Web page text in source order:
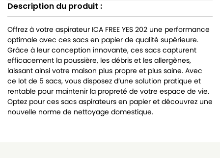
Description du produit :
Offrez à votre aspirateur ICA FREE YES 202 une performance
optimale avec ces sacs en papier de qualité supérieure.
Grâce à leur conception innovante, ces sacs capturent
efficacement la poussière, les débris et les allergènes,
laissant ainsi votre maison plus propre et plus saine. Avec
ce lot de 5 sacs, vous disposez d’une solution pratique et
rentable pour maintenir la propreté de votre espace de vie.
Optez pour ces sacs aspirateurs en papier et découvrez une
nouvelle norme de nettoyage domestique.